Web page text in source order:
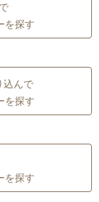
で
を探す
込んで
を探す
を探す